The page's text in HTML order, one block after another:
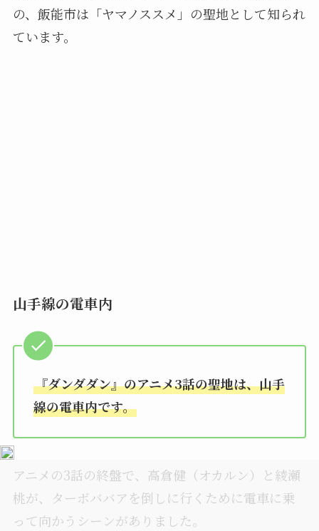
の、飯能市は「ヤマノススメ」の聖地として知られ
ています。
山手線の電車内
『ダンダダン』のアニメ3話の聖地は、山手
線の電車内です。
アニメの3話の終盤で、高倉健（オカルン）と綾瀬
桃が、ターボババアを倒しに行くために電車に乗
って向かうシーンがありました。